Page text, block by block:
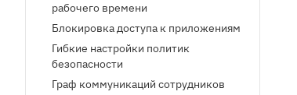
рабочего времени
Блокировка доступа к приложениям
Гибкие настройки политик
безопасности
Граф коммуникаций сотрудников